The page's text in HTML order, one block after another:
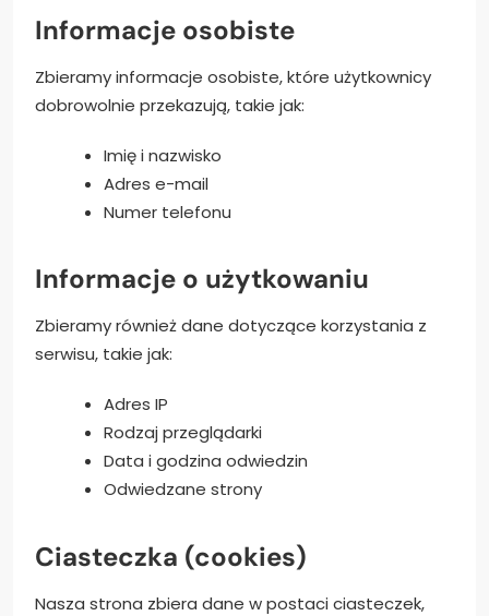
Informacje osobiste
Zbieramy informacje osobiste, które użytkownicy
dobrowolnie przekazują, takie jak:
Imię i nazwisko
Adres e-mail
Numer telefonu
Informacje o użytkowaniu
Zbieramy również dane dotyczące korzystania z
serwisu, takie jak:
Adres IP
Rodzaj przeglądarki
Data i godzina odwiedzin
Odwiedzane strony
Ciasteczka (cookies)
Nasza strona zbiera dane w postaci ciasteczek,